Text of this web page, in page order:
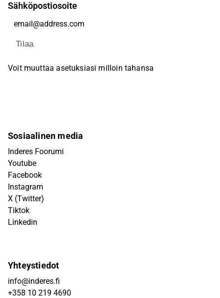
Sähköpostiosoite
Tilaa
Voit muuttaa asetuksiasi milloin tahansa
Sosiaalinen media
Inderes Foorumi
Youtube
Facebook
Instagram
X (Twitter)
Tiktok
Linkedin
Yhteystiedot
info@inderes.fi
+358 10 219 4690